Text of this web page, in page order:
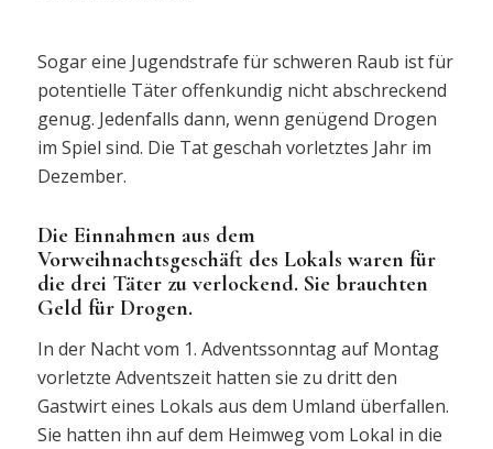
Sogar eine Jugendstrafe für schweren Raub ist für
potentielle Täter offenkundig nicht abschreckend
genug. Jedenfalls dann, wenn genügend Drogen
im Spiel sind. Die Tat geschah vorletztes Jahr im
Dezember.
Die Einnahmen aus dem
Vorweihnachtsgeschäft des Lokals waren für
die drei Täter zu verlockend. Sie brauchten
Geld für Drogen.
In der Nacht vom 1. Adventssonntag auf Montag
vorletzte Adventszeit hatten sie zu dritt den
Gastwirt eines Lokals aus dem Umland überfallen.
Sie hatten ihn auf dem Heimweg vom Lokal in die